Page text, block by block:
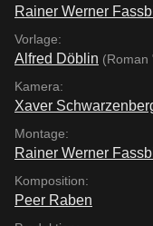
Rainer Werner
Vorlage:
Alfred Döblin (Roman
Kamera:
Xaver
Montage:
Rainer Werner
Komposition:
Peer Raben